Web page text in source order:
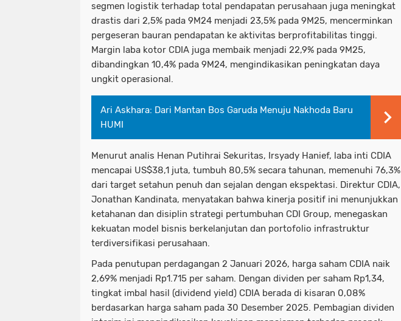
segmen logistik terhadap total pendapatan perusahaan juga meningkat
drastis dari 2,5% pada 9M24 menjadi 23,5% pada 9M25, mencerminkan
pergeseran bauran pendapatan ke aktivitas berprofitabilitas tinggi.
Margin laba kotor CDIA juga membaik menjadi 22,9% pada 9M25,
dibandingkan 10,4% pada 9M24, mengindikasikan peningkatan daya
ungkit operasional.
Ari Askhara: Dari Mantan Bos Garuda Menuju Nakhoda Baru
HUMI
Menurut analis Henan Putihrai Sekuritas, Irsyady Hanief, laba inti CDIA
mencapai US$38,1 juta, tumbuh 80,5% secara tahunan, memenuhi 76,3%
dari target setahun penuh dan sejalan dengan ekspektasi. Direktur CDIA,
Jonathan Kandinata, menyatakan bahwa kinerja positif ini menunjukkan
ketahanan dan disiplin strategi pertumbuhan CDI Group, menegaskan
kekuatan model bisnis berkelanjutan dan portofolio infrastruktur
terdiversifikasi perusahaan.
Pada penutupan perdagangan 2 Januari 2026, harga saham CDIA naik
2,69% menjadi Rp1.715 per saham. Dengan dividen per saham Rp1,34,
tingkat imbal hasil (dividend yield) CDIA berada di kisaran 0,08%
berdasarkan harga saham pada 30 Desember 2025. Pembagian dividen